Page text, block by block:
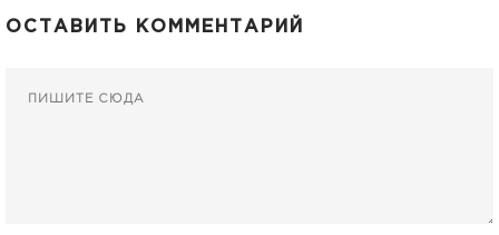
ОСТАВИТЬ КОММЕНТАРИЙ